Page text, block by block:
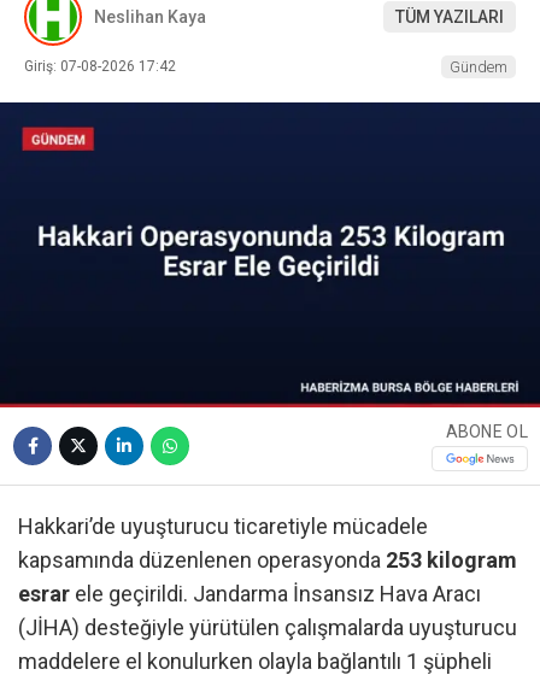
Neslihan Kaya TÜM YAZILARI
Giriş: 07-08-2026 17:42 Gündem
ABONE OL
Hakkari’de uyuşturucu ticaretiyle mücadele
kapsamında düzenlenen operasyonda 253 kilogram
esrar ele geçirildi. Jandarma İnsansız Hava Aracı
(JİHA) desteğiyle yürütülen çalışmalarda uyuşturucu
maddelere el konulurken olayla bağlantılı 1 şüpheli